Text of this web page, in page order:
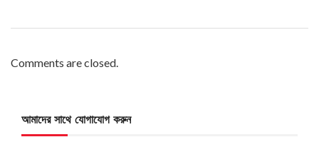
Comments are closed.
আমাদের সাথে যোগাযোগ করুন